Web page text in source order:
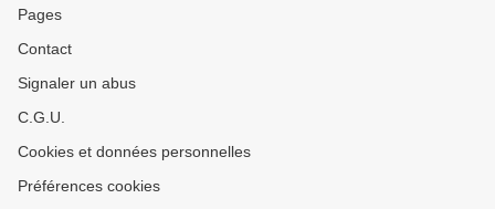
Pages
Contact
Signaler un abus
C.G.U.
Cookies et données personnelles
Préférences cookies